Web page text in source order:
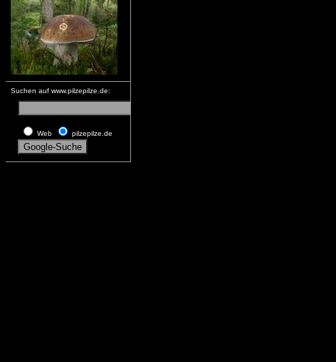
Suchen auf www.pilzepilze.de:
Web pilzepilze.de